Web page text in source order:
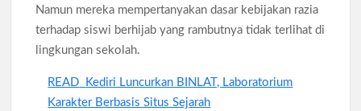
Namun mereka mempertanyakan dasar kebijakan razia
terhadap siswi berhijab yang rambutnya tidak terlihat di
lingkungan sekolah.
READ
Kediri Luncurkan BINLAT, Laboratorium
Karakter Berbasis Situs Sejarah